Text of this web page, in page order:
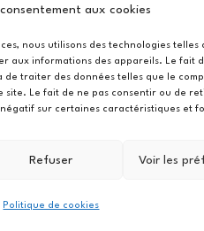
aux cookies
nous utilisons des technologies telles
aux informations des appareils. Le fait
de traiter des données telles que le
site. Le fait de ne pas consentir ou de
sur certaines caractéristiques et
Refuser Voir les
Politique de cookies